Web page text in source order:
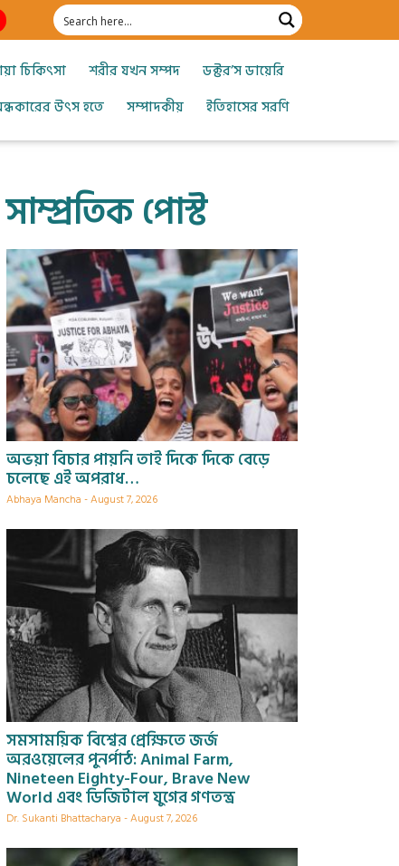
চিকিৎসা শরীর যখন সম্পদ
ডক্টর’স ডায়েরি
উৎস হতে সম্পাদকীয় ইতিহাসের সরণি
সাম্প্রতিক পোস্ট
অভয়া বিচার পায়নি তাই দিকে দিকে বেড়ে
চলেছে এই অপরাধ…
Abhaya Mancha August 7, 2026
সমসাময়িক বিশ্বের প্রেক্ষিতে জর্জ
অরওয়েলের পুনর্পাঠ: Animal Farm,
Nineteen Eighty-Four, Brave New
World এবং ডিজিটাল যুগের গণতন্ত্র
Dr. Sukanti Bhattacharya August 7, 2026